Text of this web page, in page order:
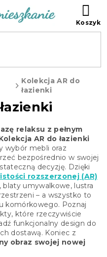
Kolekcja AR do
łazienki
relaksu z pełnym
AR do łazienki
wybór mebli oraz
bezpośrednio w swojej
decyzję. Dzięki
rozszerzonej (AR)
blaty umywalkowe, lustra
– a wszystko to
komórkowego. Poznaj
które rzeczywiście
funkcjonalny design do
dostawą. Koniec z
obraz swojej nowej